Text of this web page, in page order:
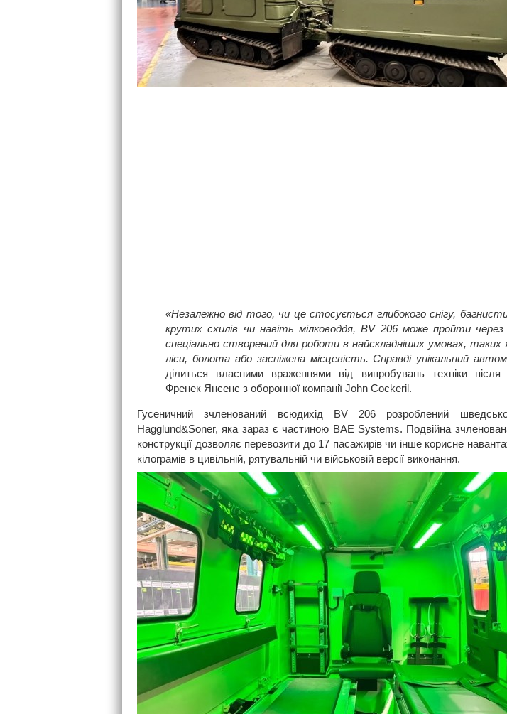
«Незалежно від того, чи це стосується глибокого снігу,
крутих схилів чи навіть мілководдя, BV 206 може пройти через
спеціально створений для роботи в найскладніших умовах, таких
ліси, болота або засніжена місцевість. Справді унікальний
ділиться власними враженнями від випробувань техніки після
Френек Янсенс з оборонної компанії John Cockeril.
Гусеничний зчленований всюдихід BV 206 розроблений
Hagglund&Soner, яка зараз є частиною BAE Systems. Подвійна
конструкції дозволяє перевозити до 17 пасажирів чи інше корисне
кілограмів в цивільній, рятувальній чи військовій версії виконання.